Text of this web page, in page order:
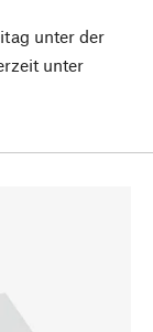
unter der
unter